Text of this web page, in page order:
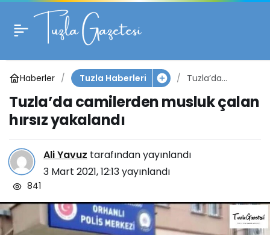
Haberler Tuzla Haberleri
Tuzla’da
musluk çalan
Tuzla’da camilerden musluk çalan
hırsız yakalandı
Ali Yavuz tarafından yayınlandı
3 Mart 2021, 12:13yayınlandı
841
Tuzla’da camilerden
musluk çalan hırsız
yakalandı